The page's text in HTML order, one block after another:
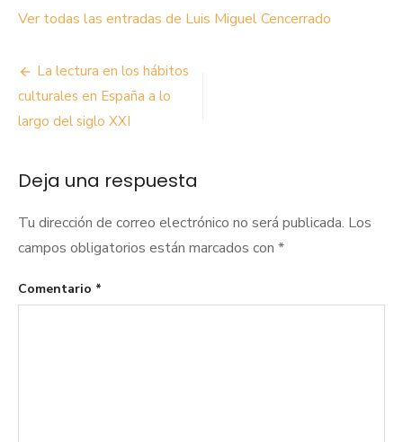
Ver todas las entradas de Luis Miguel Cencerrado
Navegación
de
entradas
La lectura en los hábitos
culturales en España a lo
largo del siglo XXI
Deja una respuesta
Tu dirección de correo electrónico no será publicada. Los
campos obligatorios están marcados con *
Comentario *